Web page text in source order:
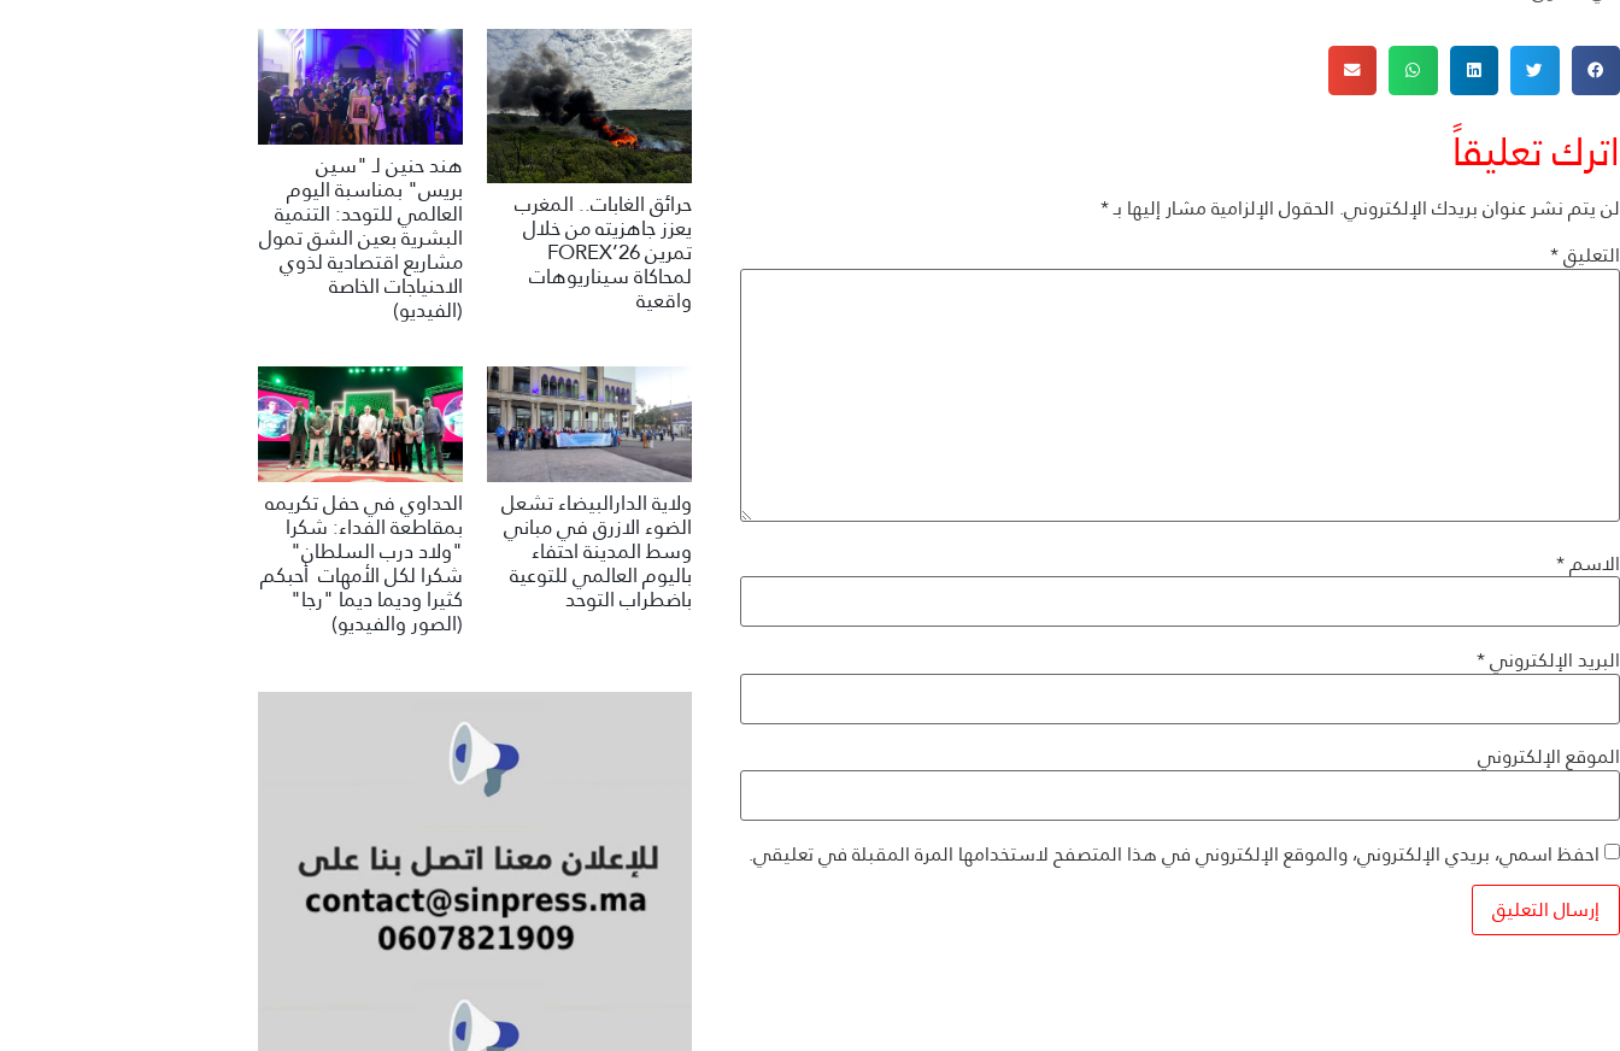
اترك تعليقاً
لن يتم نشر عنوان بريدك الإلكتروني.الحقول الإلزامية مشار إليها بـ*
التعليق*
الاسم*
البريد الإلكتروني*
الموقع الإلكتروني
احفظ اسمي، بريدي الإلكتروني، والموقع الإلكتروني في هذا المتصفح لاستخدامها المرة المقبلة في تعليقي.
حرائق الغابات.. المغرب
يعزز جاهزيته من خلال
تمرين FOREX’26
لمحاكاة سيناريوهات
واقعية
هند حنين لـ "سين
بريس" بمناسبة اليوم
العالمي للتوحد: التنمية
البشرية بعين الشق تمول
مشاريع اقتصادية لذوي
الاحنياجات الخاصة
(الفيديو)
ولاية الدارالبيضاء تشعل
الضوء الازرق في مباني
وسط المدينة احتفاء
باليوم العالمي للتوعية
باضطراب التوحد
الحداوي في حفل تكريمه
بمقاطعة الفداء: شكرا
"ولاد درب السلطان"
شكرا لكل الأمهات أحبكم
كثيرا وديما ديما "رجا"
(الصور والفيديو)